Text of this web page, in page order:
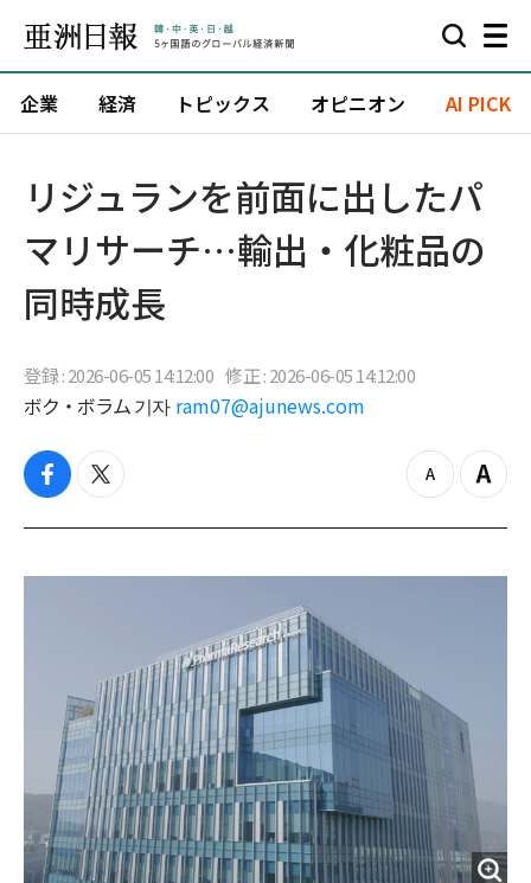
企業 経済 トピックス オピニオン AI PICK
リジュランを前面に出したパ
マリサーチ…輸出・化粧品の
同時成長
登録 : 2026-06-05 14:12:00 修正 : 2026-06-05 14:12:00
ボク・ボラム 기자 ram07@ajunews.com
f
c
b
t
i
t
z
o
o
Z
o
i